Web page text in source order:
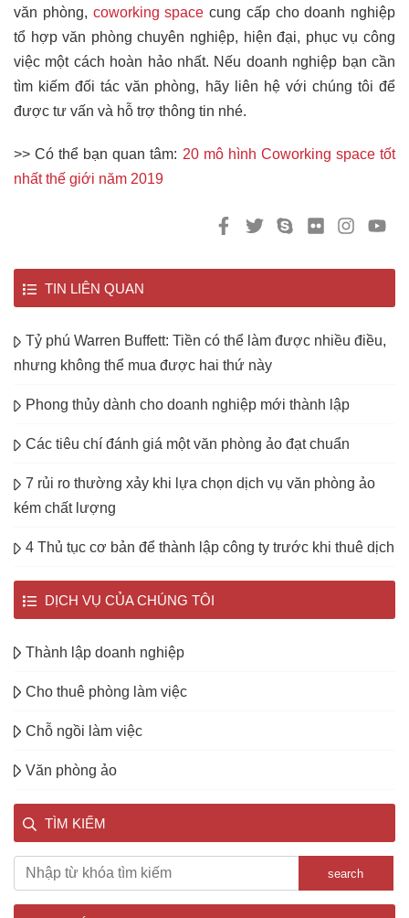
văn phòng, coworking space cung cấp cho doanh nghiệp
tổ hợp văn phòng chuyên nghiệp, hiện đại, phục vụ công
việc một cách hoàn hảo nhất. Nếu doanh nghiệp bạn cần
tìm kiếm đối tác văn phòng, hãy liên hệ với chúng tôi để
được tư vấn và hỗ trợ thông tin nhé.
>> Có thể bạn quan tâm: 20 mô hình Coworking space tốt
nhất thế giới năm 2019
TIN LIÊN QUAN
Tỷ phú Warren Buffett: Tiền có thể làm được nhiều điều,
nhưng không thể mua được hai thứ này
Phong thủy dành cho doanh nghiệp mới thành lập
Các tiêu chí đánh giá một văn phòng ảo đạt chuẩn
7 rủi ro thường xảy khi lựa chọn dịch vụ văn phòng ảo
kém chất lượng
4 Thủ tục cơ bản để thành lập công ty trước khi thuê dịch
DỊCH VỤ CỦA CHÚNG TÔI
Thành lập doanh nghiệp
Cho thuê phòng làm việc
Chỗ ngồi làm việc
Văn phòng ảo
TÌM KIẾM
search